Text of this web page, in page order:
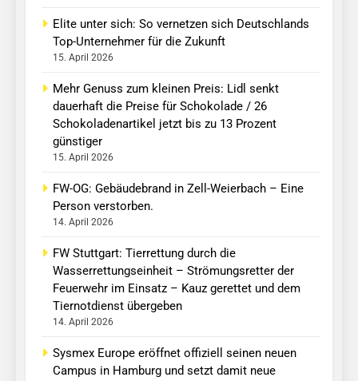
Elite unter sich: So vernetzen sich Deutschlands
Top-Unternehmer für die Zukunft
15. April 2026
Mehr Genuss zum kleinen Preis: Lidl senkt
dauerhaft die Preise für Schokolade / 26
Schokoladenartikel jetzt bis zu 13 Prozent
günstiger
15. April 2026
FW-OG: Gebäudebrand in Zell-Weierbach – Eine
Person verstorben.
14. April 2026
FW Stuttgart: Tierrettung durch die
Wasserrettungseinheit – Strömungsretter der
Feuerwehr im Einsatz – Kauz gerettet und dem
Tiernotdienst übergeben
14. April 2026
Sysmex Europe eröffnet offiziell seinen neuen
Campus in Hamburg und setzt damit neue